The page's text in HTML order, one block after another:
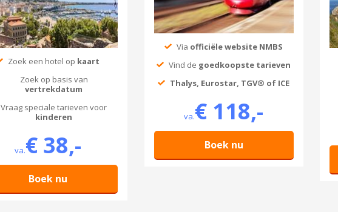
Zoek een hotel op kaart
Zoek op basis van
vertrekdatum
Vraag speciale tarieven voor
kinderen
va.€ 38,-
Boek nu
Via officiële website NMBS
Vind de goedkoopste tarieven
Thalys, Eurostar, TGV® of ICE
va.€ 118,-
Boek nu